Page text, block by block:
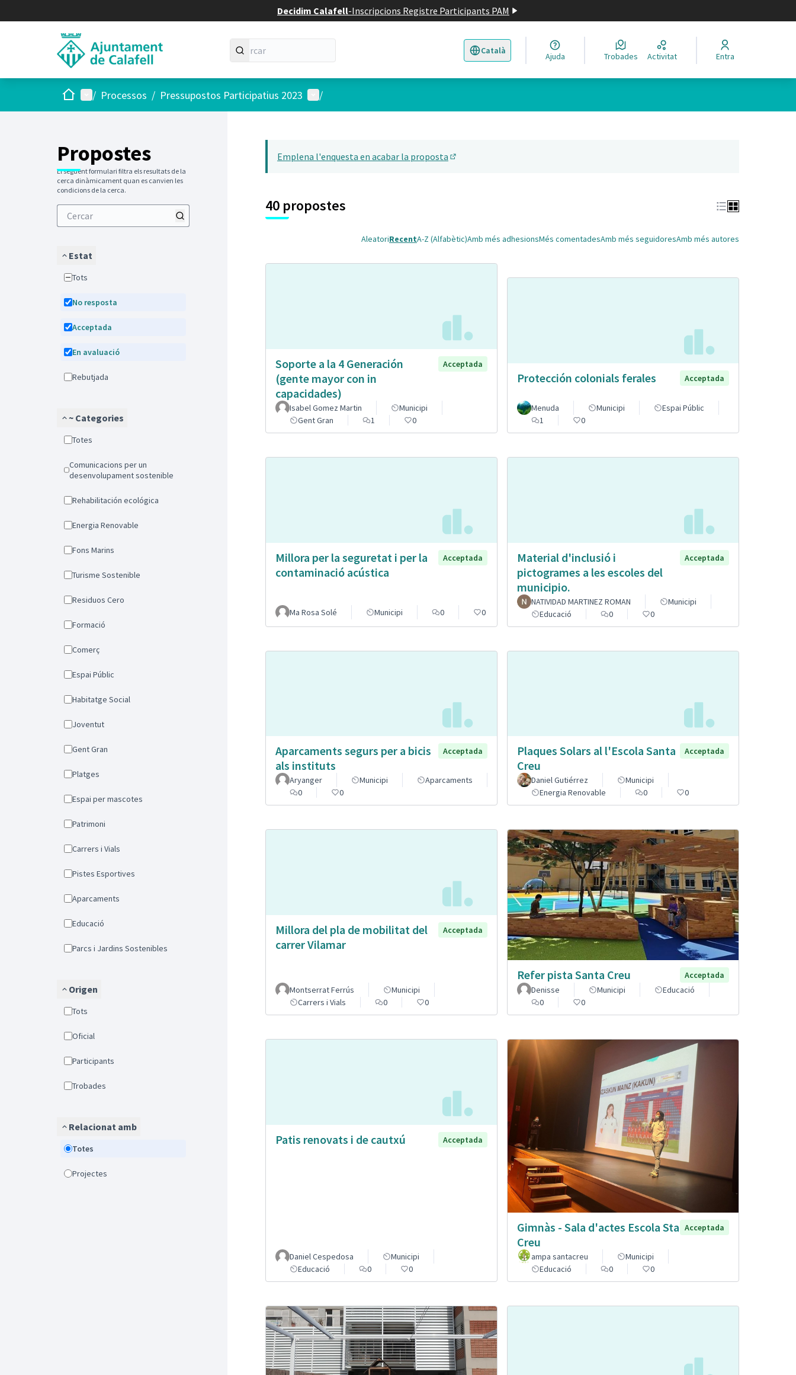
Decidim Calafell-Inscripcions Registre Participants PAM
Català
Triar la llengua Elegir el idioma
Ajuda Trobades Activitat Entra
Inici Menú principal
/ Processos / Pressupostos Participatius 2023 Menú d'usuari
/
Propostes
El següent formulari filtra els resultats de la
cerca dinàmicament quan es canvien les
condicions de la cerca.
Estat
Tots
No resposta
Acceptada
En avaluació
Rebutjada
~ Categories
Totes
Comunicacions per un
desenvolupament sostenible
Rehabilitación ecológica
Energia Renovable
Fons Marins
Turisme Sostenible
Residuos Cero
Formació
Comerç
Espai Públic
Habitatge Social
Joventut
Gent Gran
Platges
Espai per mascotes
Patrimoni
Carrers i Vials
Pistes Esportives
Aparcaments
Educació
Parcs i Jardins Sostenibles
Origen
Tots
Oficial
Participants
Trobades
Relacionat amb
Totes
Projectes
Emplena l'enquesta en acabar la proposta
40 propostes
AleatoriRecentA-Z (Alfabètic)Amb més adhesionsMés comentadesAmb més seguidoresAmb més autores
Soporte a la 4 Generación
(gente mayor con in
capacidades)
Acceptada
Isabel Gomez Martin
Municipi
Gent Gran
1 0
Protección colonials ferales Acceptada
Menuda Municipi
Espai Públic
1
0
Millora per la seguretat i per la
contaminació acústica
Acceptada
Ma Rosa Solé Municipi 0 0
Material d'inclusió i
pictogrames a les escoles del
municipio.
Acceptada
NATIVIDAD MARTINEZ ROMAN
Municipi
Educació
0 0
Aparcaments segurs per a bicis
als instituts
Acceptada
Aryanger Municipi
Aparcaments
0
0
Plaques Solars al l'Escola Santa
Creu
Acceptada
Daniel Gutiérrez
Municipi
Energia Renovable
0 0
Millora del pla de mobilitat del
carrer Vilamar
Acceptada
Montserrat Ferrús
Municipi
Carrers i Vials
0 0
Refer pista Santa Creu
Acceptada
Denisse
Municipi
Educació
0
0
Patis renovats i de cautxú Acceptada
Daniel Cespedosa
Municipi
Educació
0 0
Gimnàs - Sala d'actes Escola Sta
Creu
Acceptada
ampa santacreu
Municipi
Educació
0 0